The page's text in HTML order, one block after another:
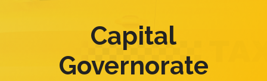
Capital
Governorate